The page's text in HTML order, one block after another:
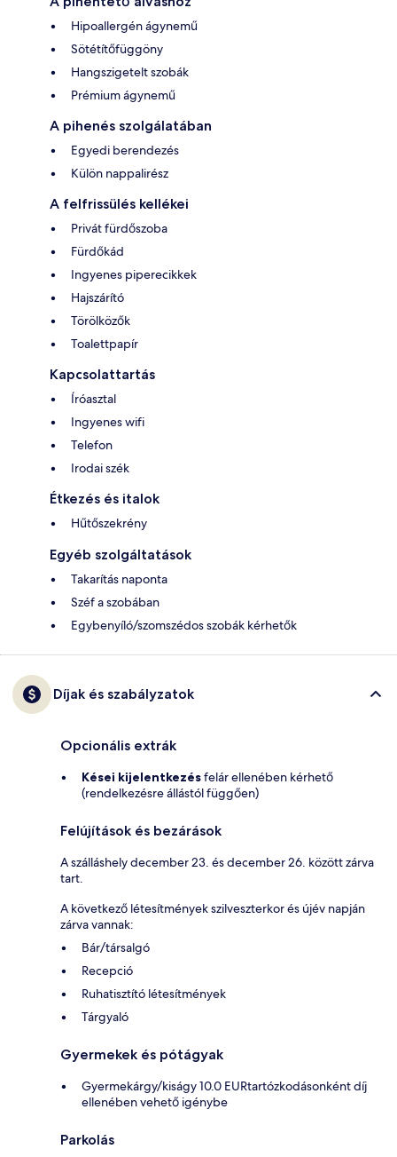
Hipoallergén ágynemű
Sötétítőfüggöny
Hangszigetelt szobák
Prémium ágynemű
A pihenés szolgálatában
Egyedi berendezés
Külön nappalirész
A felfrissülés kellékei
Privát fürdőszoba
Fürdőkád
Ingyenes piperecikkek
Hajszárító
Törölközők
Toalettpapír
Kapcsolattartás
Íróasztal
Ingyenes wifi
Telefon
Irodai szék
Étkezés és italok
Hűtőszekrény
Egyéb szolgáltatások
Takarítás naponta
Széf a szobában
Egybenyíló/szomszédos szobák kérhetők
Díjak és szabályzatok
Opcionális extrák
Kései kijelentkezésfelár ellenében kérhető
(rendelkezésre állástól függően)
Felújítások és bezárások
A szálláshely december 23. és december 26. között zárva
tart.
A következő létesítmények szilveszterkor és újév napján
zárva vannak:
Bár/társalgó
Recepció
Ruhatisztító létesítmények
Tárgyaló
Gyermekek és pótágyak
Gyermekárgy/kiságy 10.0 EURtartózkodásonként díj
ellenében vehető igénybe
Parkolás